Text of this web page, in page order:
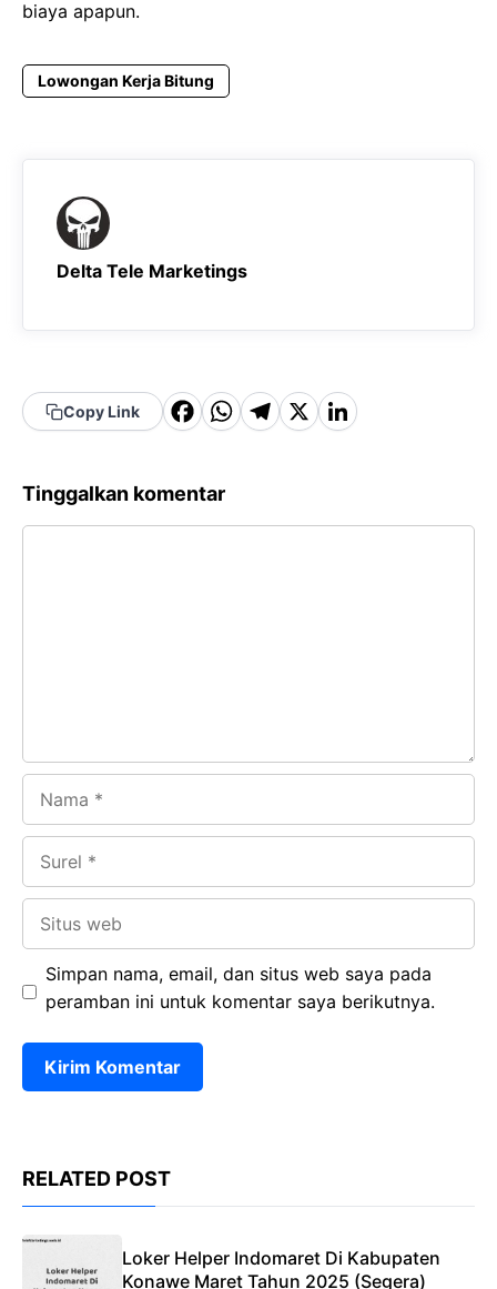
biaya apapun.
Lowongan Kerja Bitung
Delta Tele Marketings
Copy Link
F
c
e
W
a
t
T
g
X Li
e
Tinggalkan komentar
Simpan nama, email, dan situs web saya pada
peramban ini untuk komentar saya berikutnya.
RELATED POST
Loker Helper Indomaret Di Kabupaten
Konawe Maret Tahun 2025 (Segera)